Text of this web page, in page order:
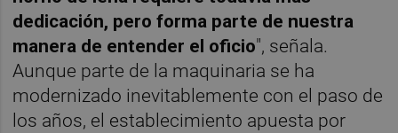
dedicación, pero forma parte de nuestra
manera de entender el oficio", señala.
Aunque parte de la maquinaria se ha
modernizado inevitablemente con el paso de
los años, el establecimiento apuesta por